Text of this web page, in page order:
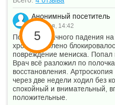
5
Анонимный посетитель
30 июня, 14:42
После неудачного падения
хромать, колено
повреждение мениска. Попал
Врач всё разложил по
восстановления.
через две недели ходил без
спокойный и внимательный,
положительные.